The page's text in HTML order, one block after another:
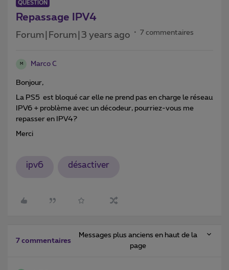
QUESTION
Repassage IPV4
Forum|Forum|3 years ago 7 commentaires
M Marco C
Bonjour,
La PS5 est bloqué car elle ne prend pas en charge le réseau
IPV6 + problème avec un décodeur, pourriez-vous me
repasser en IPV4?
Merci
ipv6 désactiver
7 commentaires
Messages plus anciens en haut de la
page